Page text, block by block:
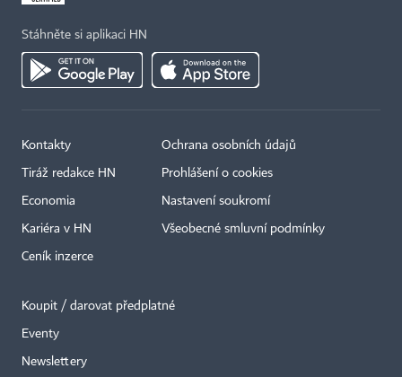
Stáhněte si aplikaci HN
Kontakty
Tiráž redakce HN
Economia
Kariéra v HN
Ceník inzerce
Ochrana osobních údajů
Prohlášení o cookies
Nastavení soukromí
Všeobecné smluvní podmínky
Koupit / darovat předplatné
Eventy
Newslettery